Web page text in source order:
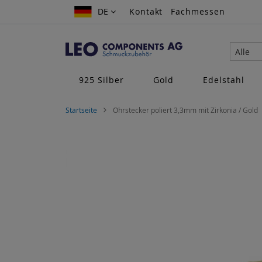
Zum
DE
DE Kontakt Fachmessen
Alle
925 Silber
Gold Edelstahl
Startseite Ohrstecker poliert 3,3mm mit Zirkonia / Gold